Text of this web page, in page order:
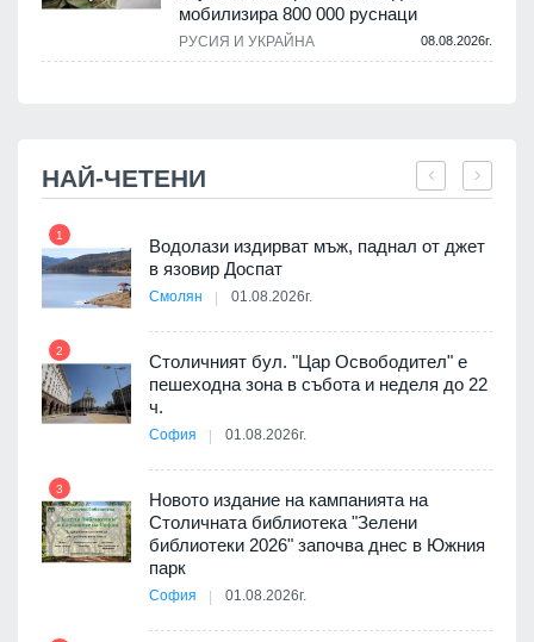
мобилизира 800 000 руснаци
РУСИЯ И УКРАЙНА 08.08.2026г.
НАЙ-ЧЕТЕНИ
1
Водолази издирват мъж, паднал от джет
в язовир Доспат
Смолян 01.08.2026г.
2
Столичният бул. "Цар Освободител" е
пешеходна зона в събота и неделя до 22
ч.
София 01.08.2026г.
3
Новото издание на кампанията на
Столичната библиотека "Зелени
библиотеки 2026" започва днес в Южния
парк
София 01.08.2026г.